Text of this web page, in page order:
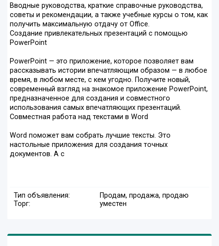
Вводные руководства, краткие справочные руководства,
советы и рекомендации, а также учебные курсы о том, как
получить максимальную отдачу от Office.
Создание привлекательных презентаций с помощью
PowerPoint
PowerPoint — это приложение, которое позволяет вам
рассказывать истории впечатляющим образом — в любое
время, в любом месте, с кем угодно. Получите новый,
современный взгляд на знакомое приложение PowerPoint,
предназначенное для создания и совместного
использования самых впечатляющих презентаций.
Совместная работа над текстами в Word
Word поможет вам собрать лучшие тексты. Это
настольные приложения для создания точных
документов. А с
Тип объявления:
Продам, продажа, продаю
Торг:
уместен